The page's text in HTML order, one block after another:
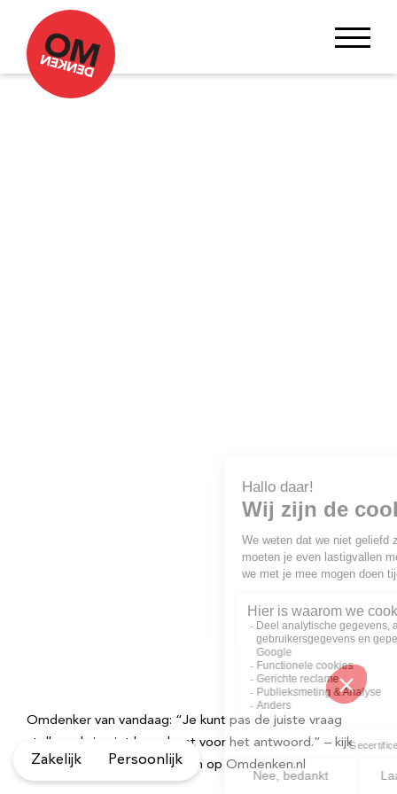
Omdenker van vandaag: “Je kunt pas de juiste vraag
stellen, als je niet bang bent voor het antwoord.” – kijk
voor meer quotes en teksten op Omdenken.nl
Zakelijk Persoonlijk